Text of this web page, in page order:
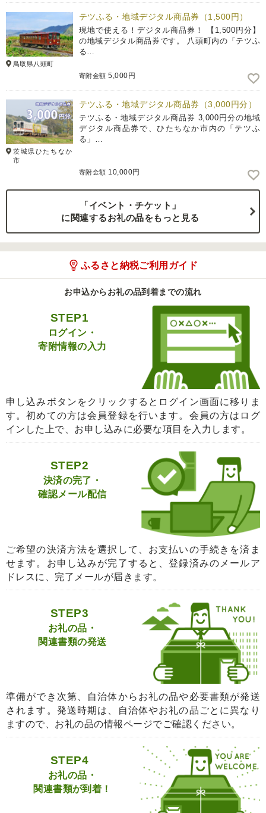
鳥取県八頭町
テツふる・地域デジタル商品券（1,500円）
現地で使える！デジタル商品券！ 【1,500円分】
の地域デジタル商品券です。 八頭町内の「テツふ
る…
寄附金額 5,000円
茨城県ひたちなか
市
テツふる・地域デジタル商品券（3,000円分）
テツふる・地域デジタル商品券 3,000円分の地域
デジタル商品券で、ひたちなか市内の「テツふ
る」…
寄附金額 10,000円
「イベント・チケット」
に関連するお礼の品をもっと見る
ふるさと納税ご利用ガイド
お申込からお礼の品到着までの流れ
STEP1
ログイン・
寄附情報の入力
申し込みボタンをクリックするとログイン画面に移りま
す。初めての方は会員登録を行います。会員の方はログ
インした上で、お申し込みに必要な項目を入力します。
STEP2
決済の完了・
確認メール配信
ご希望の決済方法を選択して、お支払いの手続きを済ま
せます。お申し込みが完了すると、登録済みのメールア
ドレスに、完了メールが届きます。
STEP3
お礼の品・
関連書類の発送
準備ができ次第、自治体からお礼の品や必要書類が発送
されます。発送時期は、自治体やお礼の品ごとに異なり
ますので、お礼の品の情報ページでご確認ください。
STEP4
お礼の品・
関連書類が到着！